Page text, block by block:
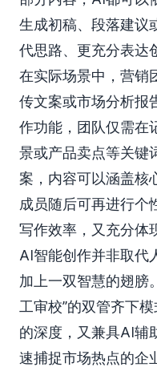
生成初稿、段落建议
代思路、更充分表达
在实际场景中，营销
传文案或市场分析报
作功能，团队仅需在
景或产品卖点等关键
案，内容可以涵盖核
成员随后可再进行个
写作效率，又充分体
AI智能创作并非取代
加上一双智慧的翅膀
工审校”的双管齐下
的深度，又兼具AI辅
速捕捉市场热点的企